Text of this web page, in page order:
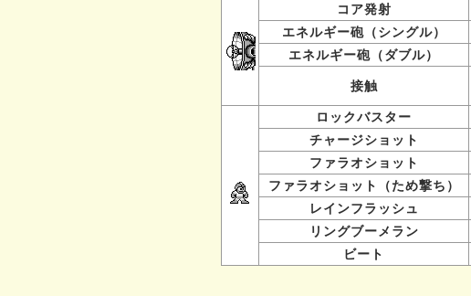
コア発射
エネルギー砲（シングル）
エネルギー砲（ダブル）
接触
ロックバスター
チャージショット
ファラオショット
ファラオショット（ため撃ち）
レインフラッシュ
リングブーメラン
ビート